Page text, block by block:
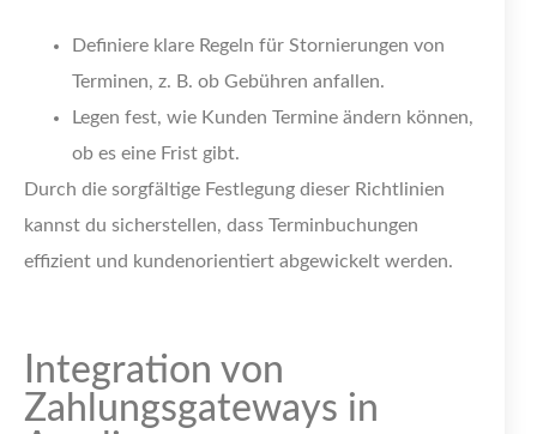
Definiere klare Regeln für Stornierungen von
Terminen, z. B. ob Gebühren anfallen.
Legen fest, wie Kunden Termine ändern können,
ob es eine Frist gibt.
Durch die sorgfältige Festlegung dieser Richtlinien
kannst du sicherstellen, dass Terminbuchungen
effizient und kundenorientiert abgewickelt werden.
Integration von
Zahlungsgateways in